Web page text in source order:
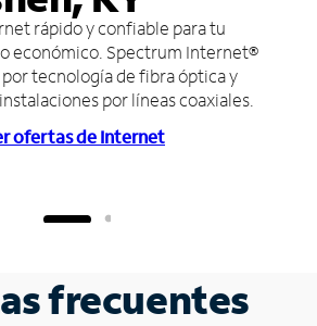
rápido y confiable para tu
económico. Spectrum Internet®
tecnología de fibra óptica y
por líneas coaxiales.
ofertas de Internet
frecuentes